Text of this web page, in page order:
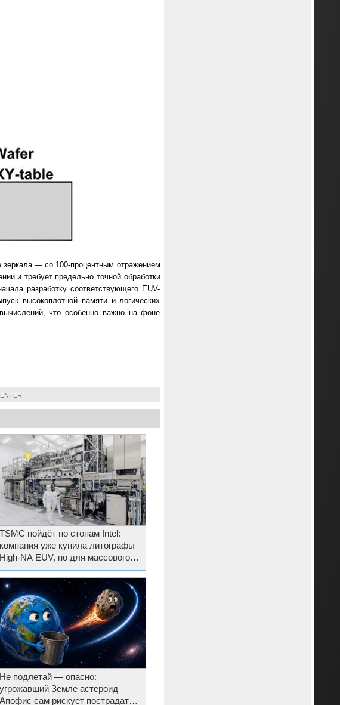
— со 100-процентным отражением
и требует предельно точной обработки
разработку соответствующего EUV-
высокоплотной памяти и логических
вычислений, что особенно важно на фоне
TSMC пойдёт по стопам Intel:
компания уже купила литографы
High-NA EUV, но для массового
чипов использовать их
не будет
Не подлетай — опасно:
угрожавший Земле астероид
Апофис сам рискует пострадать